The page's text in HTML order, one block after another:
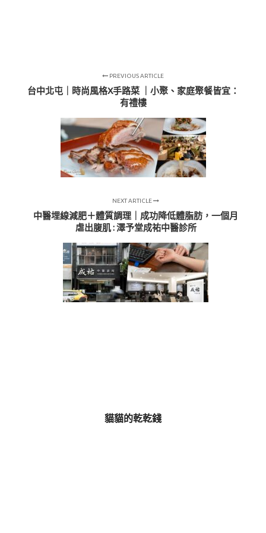
PREVIOUS ARTICLE
台中北屯｜時尚風格X手路菜 ｜小聚、家庭聚餐皆宜：
有禮樓
NEXT ARTICLE
中醫埋線減肥＋體質調理｜成功降低體脂肪，一個月
虐出腹肌 : 澤予堂成祐中醫診所
貓貓的乾乾錢